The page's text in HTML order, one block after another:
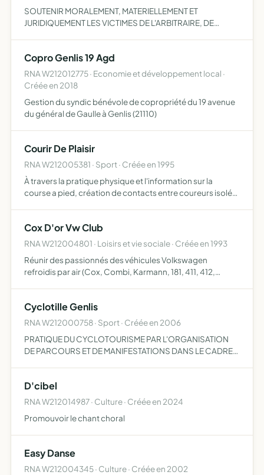
SOUTENIR MORALEMENT, MATERIELLEMENT ET
JURIDIQUEMENT LES VICTIMES DE L'ARBITRAIRE, DE
DEVELOPPER L'AUDIENCE DE L'ASSOCIATI…
Copro Genlis 19 Agd
RNA W212012775 · Economie et développement local ·
Créée en 2018
Gestion du syndic bénévole de copropriété du 19 avenue
du général de Gaulle à Genlis (21110)
Courir De Plaisir
RNA W212005381 · Sport · Créée en 1995
À travers la pratique physique et l'information sur la
course a pied, création de contacts entre coureurs isolés
Cox D'or Vw Club
RNA W212004801 · Loisirs et vie sociale · Créée en 1993
Réunir des passionnés des véhicules Volkswagen
refroidis par air (Cox, Combi, Karmann, 181, 411, 412,
Cyclotille Genlis
RNA W212000758 · Sport · Créée en 2006
PRATIQUE DU CYCLOTOURISME PAR L'ORGANISATION
DE PARCOURS ET DE MANIFESTATIONS DANS LE CADRE
D'cibel
RNA W212014987 · Culture · Créée en 2024
Promouvoir le chant choral
Easy Danse
RNA W212004345 · Culture · Créée en 2002